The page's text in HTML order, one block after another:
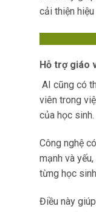
cải thiện
Hỗ trợ giáo
AI cũng có
viên trong
của học sinh.
Công nghệ
mạnh và
từng học
Điều này